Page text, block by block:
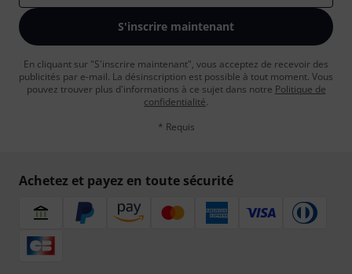
S'inscrire maintenant
En cliquant sur "S'inscrire maintenant", vous acceptez de recevoir des
publicités par e-mail. La désinscription est possible à tout moment. Vous
pouvez trouver plus d'informations à ce sujet dans notre Politique de
confidentialité.
* Requis
Achetez et payez en toute sécurité